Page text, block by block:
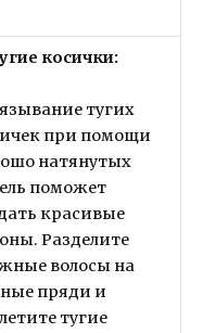
косички:
тугих
при помощи
натянутых
поможет
красивые
Разделите
волосы на
пряди и
тугие